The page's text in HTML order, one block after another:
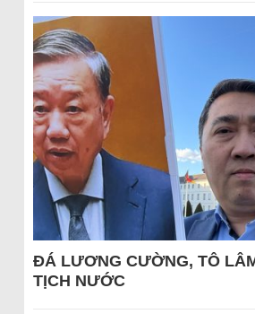
ĐÁ LƯƠNG CƯỜNG, TÔ
TỊCH NƯỚC